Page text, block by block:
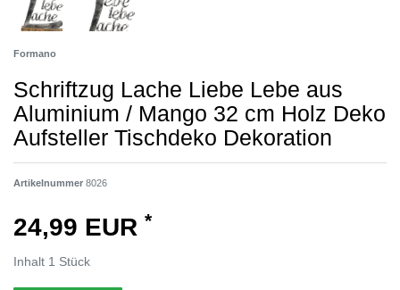
Formano
Schriftzug Lache Liebe Lebe aus
Aluminium / Mango 32 cm Holz Deko
Aufsteller Tischdeko Dekoration
Artikelnummer 8026
24,99 EUR *
Inhalt 1 Stück